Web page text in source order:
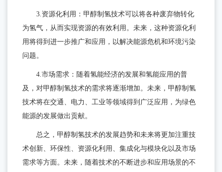
3.资源化利用：甲醇制氢技术可以将各种废弃物转化
为氢气，从而实现资源的有效利用。未来，这种资源化利
用将得到进一步推广和应用，以解决能源危机和环境污染
问题。
4.市场需求：随着氢能经济的发展和氢能应用的普
及，对甲醇制氢技术的需求将逐渐增加。未来，甲醇制氢
技术将在交通、电力、工业等领域得到广泛应用，为绿色
能源的发展做出贡献。
总之，甲醇制氢技术的发展趋势和未来将更加注重技
术创新、环保性、资源化利用、集成化与模块化以及市场
需求等方面。未来，随着技术的不断进步和应用场景的不